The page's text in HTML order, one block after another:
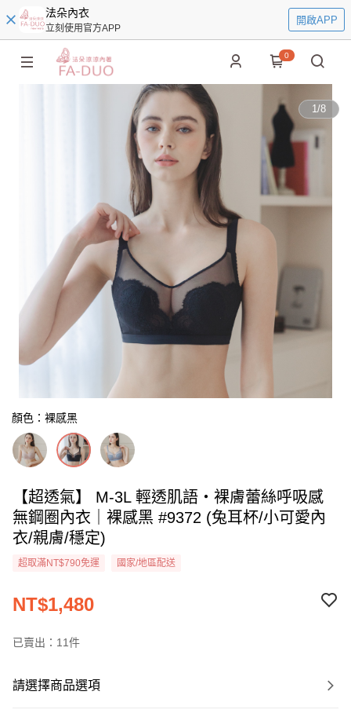
法朵內衣
立刻使用官方APP
開啟APP
0
1/8
顏色：裸感黑
【超透氣】 M-3L 輕透肌語・裸膚蕾絲呼吸感
無鋼圈內衣｜裸感黑 #9372 (兔耳杯/小可愛內
衣/親膚/穩定)
超取滿NT$790免運 國家/地區配送
NT$1,480
已賣出：11件
請選擇商品選項